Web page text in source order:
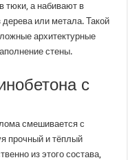
тюки, а набивают в
или метала. Такой
архитектурные
стены.
с
смешивается с
прочный и тёплый
из этого состава,